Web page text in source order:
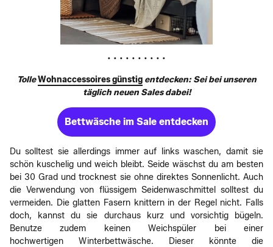
• • • • • • • • • •
TolleWohnaccessoires günstigentdecken: Sei bei unseren
täglich neuen Sales dabei!
Bettwäsche im Sale entdecken
Du solltest sie allerdings immer auf links waschen, damit sie
schön kuschelig und weich bleibt. Seide wäschst du am besten
bei 30 Grad und trocknest sie ohne direktes Sonnenlicht. Auch
die Verwendung von flüssigem Seidenwaschmittel solltest du
vermeiden. Die glatten Fasern knittern in der Regel nicht. Falls
doch, kannst du sie durchaus kurz und vorsichtig bügeln.
Benutze zudem keinen Weichspüler bei einer
hochwertigen Winterbettwäsche. Dieser könnte die